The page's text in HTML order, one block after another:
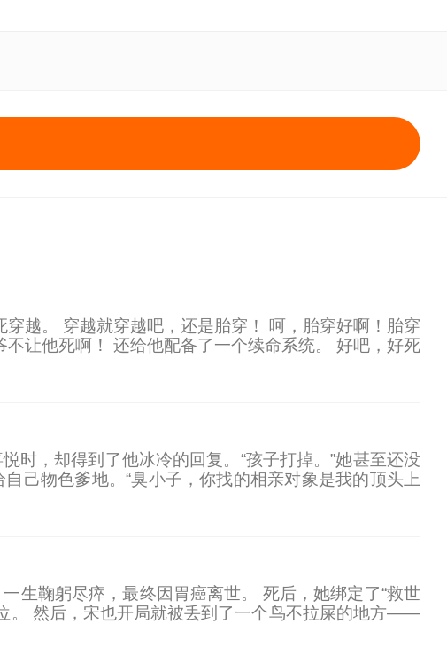
越。 穿越就穿越吧，还是胎穿！ 呵，胎穿好啊！胎穿
让他死啊！ 还给他配备了一个续命系统。 好吧，好死
以及两个待字闺中的姑姑。 家徒四壁谈不上，毕竟有
时，却得到了他冰冷的回复。“孩子打掉。”她甚至还没
己物色爹地。“臭小子，你找的相亲对象是我的顶头上
。”陆芷冉欣慰点头，儿子果然听话。可当看到儿子牵
生鞠躬尽瘁，最终因胃癌离世。 死后，她绑定了“救世
。 然后，宋也开局就被丢到了一个鸟不拉屎的地方——
三年。 沛县百姓的日子越过越好，就当人人称颂这位